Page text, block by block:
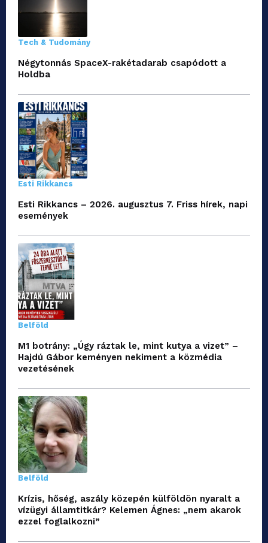
Tech & Tudomány
Négytonnás SpaceX-rakétadarab csapódott a
Holdba
Esti Rikkancs
Esti Rikkancs – 2026. augusztus 7. Friss hírek, napi
események
Belföld
M1 botrány: „Úgy ráztak le, mint kutya a vizet” –
Hajdú Gábor keményen nekiment a közmédia
vezetésének
Belföld
Krízis, hőség, aszály közepén külföldön nyaralt a
vízügyi államtitkár? Kelemen Ágnes: „nem akarok
ezzel foglalkozni”